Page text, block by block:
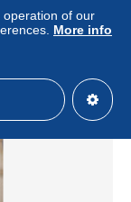
of our
More info